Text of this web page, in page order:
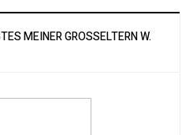
MEINER GROSSELTERN W. U